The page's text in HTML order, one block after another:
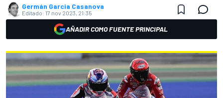
Germán Garcia Casanova
Editado: 17 nov 2023, 21:35
AÑADIR COMO FUENTE PRINCIPAL